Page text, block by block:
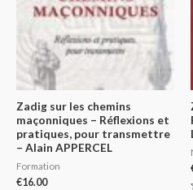
Zadig sur les chemins
maçonniques – Réflexions et
pratiques, pour transmettre
– Alain APPERCEL
Formation
€16.00